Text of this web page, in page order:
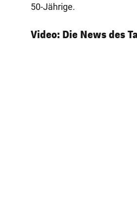
50-Jährige.
Video: Die News des